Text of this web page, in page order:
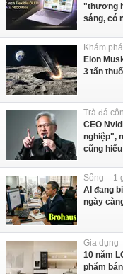
"thương
sáng, có
Khám
Elon
3 tấn
Trà đá
CEO
nghiệp",
cũng
Sống - 1
AI đang
ngày
Gia dụng
10 năm
phẩm